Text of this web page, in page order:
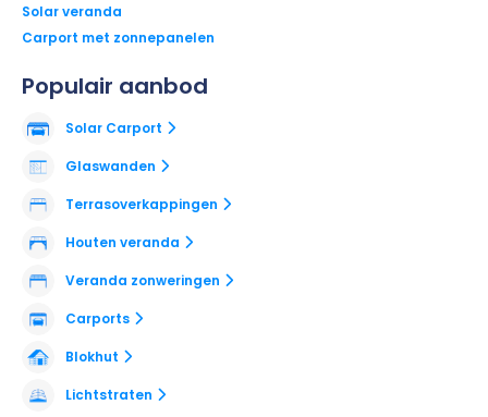
Populair aanbod
Solar Carport
Glaswanden
Terrasoverkappingen
Houten veranda
Veranda zonweringen
Carports
Blokhut
Lichtstraten
Solar veranda
Carport met zonnepanelen